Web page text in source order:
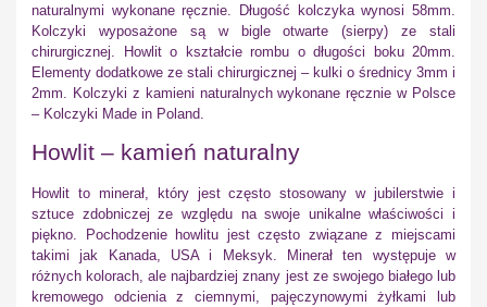
naturalnymi wykonane ręcznie. Długość kolczyka wynosi 58mm.
Kolczyki wyposażone są w bigle otwarte (sierpy) ze stali
chirurgicznej. Howlit o kształcie rombu o długości boku 20mm.
Elementy dodatkowe ze stali chirurgicznej – kulki o średnicy 3mm i
2mm. Kolczyki z kamieni naturalnych wykonane ręcznie w Polsce
– Kolczyki Made in Poland.
Howlit – kamień naturalny
Howlit to minerał, który jest często stosowany w jubilerstwie i
sztuce zdobniczej ze względu na swoje unikalne właściwości i
piękno. Pochodzenie howlitu jest często związane z miejscami
takimi jak Kanada, USA i Meksyk. Minerał ten występuje w
różnych kolorach, ale najbardziej znany jest ze swojego białego lub
kremowego odcienia z ciemnymi, pajęczynowymi żyłkami lub